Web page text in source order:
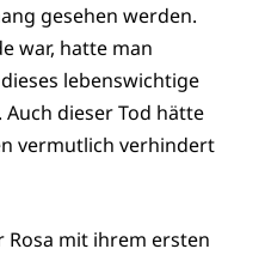
gesehen werden.
war, hatte man
lebenswichtige
dieser Tod hätte
vermutlich verhindert
Rosa mit ihrem ersten